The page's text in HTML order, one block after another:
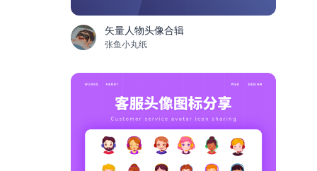
矢量人物头像合辑
张鱼小丸纸